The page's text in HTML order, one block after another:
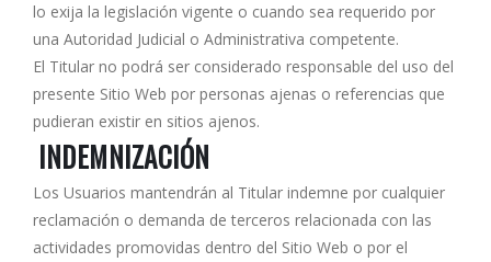
lo exija la legislación vigente o cuando sea requerido por
una Autoridad Judicial o Administrativa competente.
El Titular no podrá ser considerado responsable del uso del
presente Sitio Web por personas ajenas o referencias que
pudieran existir en sitios ajenos.
INDEMNIZACIÓN
Los Usuarios mantendrán al Titular indemne por cualquier
reclamación o demanda de terceros relacionada con las
actividades promovidas dentro del Sitio Web o por el